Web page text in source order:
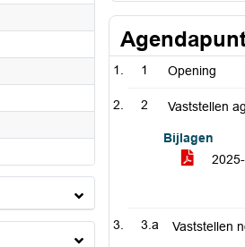
1 Opening
2 Vaststellen
Bijlagen
3.a Vaststellen